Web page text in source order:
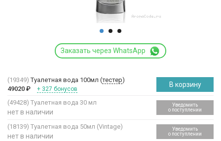
Заказать через WhatsApp
(19349) Туалетная вода 100мл (тестер)
49020 ₽ + 327 бонусов
В корзину
(49428) Туалетная вода 30 мл
нет в наличии
Уведомить
о поступлении
(18139) Туалетная вода 50мл (Vintage)
нет в наличии
Уведомить
о поступлении